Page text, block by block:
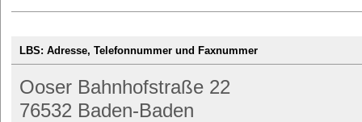
LBS: Adresse, Telefonnummer und Faxnummer
Ooser Bahnhofstraße 22
76532 Baden-Baden